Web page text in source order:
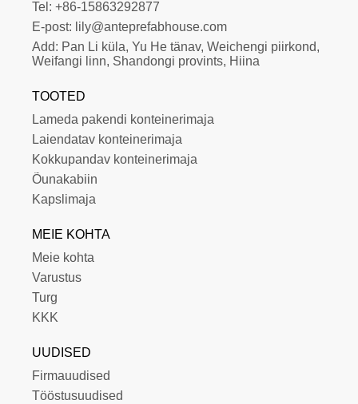
Tel: +86-15863292877
E-post: lily@anteprefabhouse.com
Add: Pan Li küla, Yu He tänav, Weichengi piirkond,
Weifangi linn, Shandongi provints, Hiina
TOOTED
Lameda pakendi konteinerimaja
Laiendatav konteinerimaja
Kokkupandav konteinerimaja
Õunakabiin
Kapslimaja
MEIE KOHTA
Meie kohta
Varustus
Turg
KKK
UUDISED
Firmauudised
Tööstusuudised